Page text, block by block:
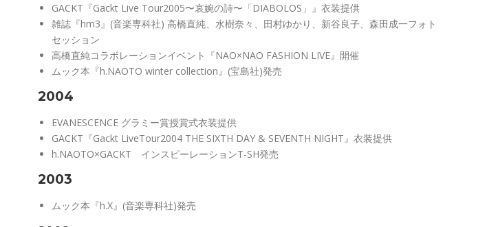
GACKT『Gackt Live Tour2005〜哀婉の詩〜「DIABOLOS」』衣装提供
雑誌『hm3』(音楽専科社) 高橋直純、水樹奈々、田村ゆかり、新谷良子、森田成一フォト
セッション
高橋直純コラボレーションイベント『NAO×NAO FASHION LIVE』開催
ムック本『h.NAOTO winter collection』(宝島社)発売
2004
EVANESCENCE グラミー賞授賞式衣装提供
GACKT『Gackt LiveTour2004 THE SIXTH DAY & SEVENTH NIGHT』衣装提供
h.NAOTO×GACKT インスピーレーションT-SH発売
2003
ムック本『h.X』(音楽専科社)発売